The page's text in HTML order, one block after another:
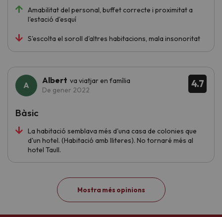
Amabilitat del personal, buffet correcte i proximitat a
l'estació d'esquí
S'escolta el soroll d'altres habitacions, mala insonoritat
4.7
Albert va viatjar en família
De gener 2022
La habitació semblava més d'una casa de colonies que
d'un hotel. (Habitació amb lliteres). No tornaré més al
hotel Taull.
Bàsic
Mostra més opinions